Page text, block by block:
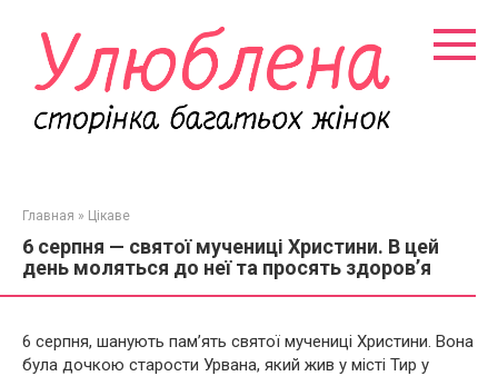
контенту
Главная » Цікаве
6 серпня — святої мучениці Христини. В цей
день моляться до неї та просять здоров’я
6 серпня, шанують пам’ять святої мучениці Христини. Вона
була дочкою старости Урвана, який жив у місті Тир у